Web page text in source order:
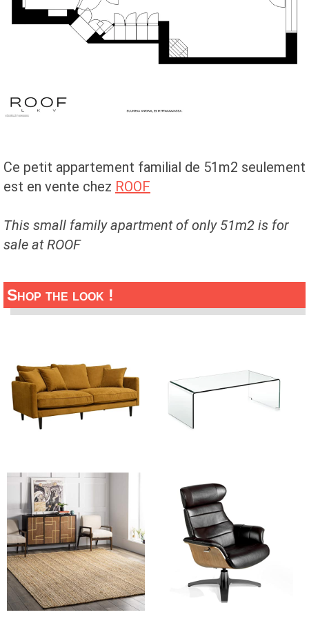
Ce petit appartement familial de 51m2 seulement
est en vente chez ROOF
This small family apartment of only 51m2 is for
sale at ROOF
Shop the look !